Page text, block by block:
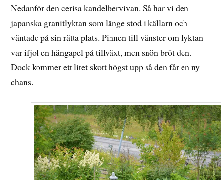
Nedanför den cerisa kandelbervivan. Så har vi den
japanska granitlyktan som länge stod i källarn och
väntade på sin rätta plats. Pinnen till vänster om lyktan
var ifjol en hängapel på tillväxt, men snön bröt den.
Dock kommer ett litet skott högst upp så den får en ny
chans.